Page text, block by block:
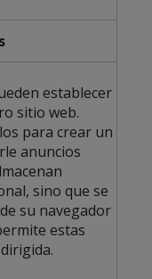
establecer
sitio web.
para crear un
anuncios
sino que se
su navegador
estas